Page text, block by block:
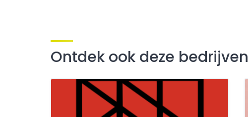
Ontdek ook deze bedrijven